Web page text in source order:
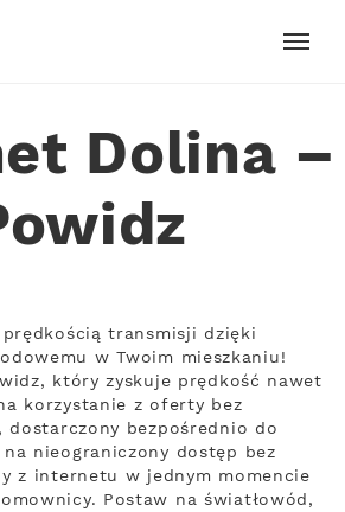
Dolina –
prędkością transmisji dzięki
w Twoim mieszkaniu!
który zyskuje prędkość nawet
korzystanie z oferty bez
dostarczony bezpośrednio do
nieograniczony dostęp bez
z internetu w jednym momencie
Postaw na światłowód,